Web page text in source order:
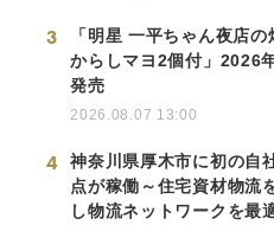
3
「明星 一平ちゃん夜店
からしマヨ2個付」2026
発売
2026.08.07 13:00
4
神奈川県厚木市に初の自
点が稼働～住宅資材物流
し物流ネットワークを最